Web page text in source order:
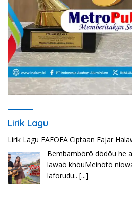
Lirik Lagu
Lirik Lagu FAFOFA Ciptaan Fajar
Bembambörö dödöu he
lawaö khöuMeinötö
laforudu.. [...]